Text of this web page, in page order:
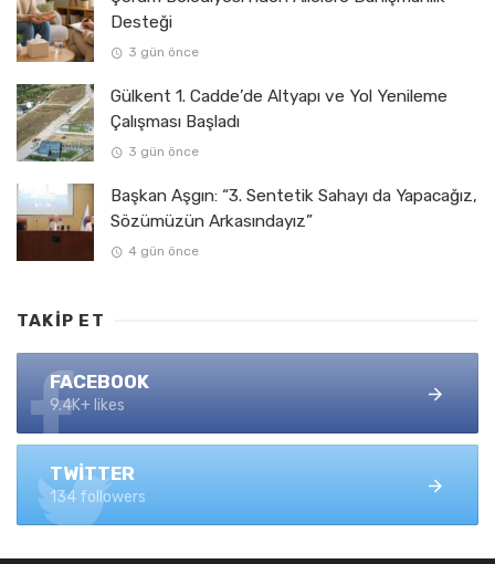
Desteği
3 gün önce
Gülkent 1. Cadde’de Altyapı ve Yol Yenileme
Çalışması Başladı
3 gün önce
Başkan Aşgın: “3. Sentetik Sahayı da Yapacağız,
Sözümüzün Arkasındayız”
4 gün önce
TAKIP ET
FACEBOOK
9.4K+ likes
TWITTER
134 followers